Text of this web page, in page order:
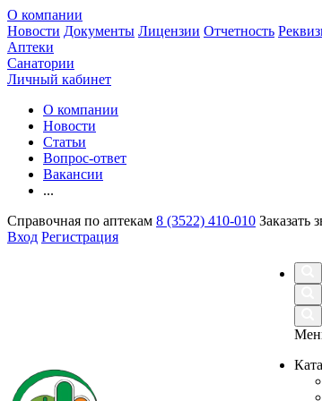
О компании
Новости Документы Лицензии Отчетность
Аптеки
Санатории
Личный кабинет
О компании
Новости
Статьи
Вопрос-ответ
Вакансии
...
Справочная по аптекам 8 (3522) 410-010 Заказать
Вход Регистрация